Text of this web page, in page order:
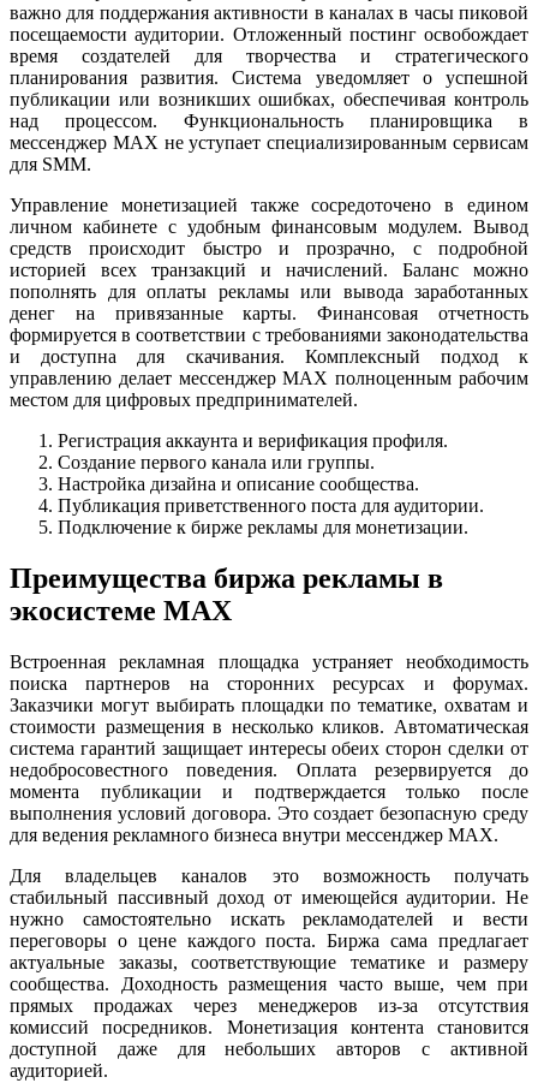
важно для поддержания активности в каналах в часы пиковой
посещаемости аудитории. Отложенный постинг освобождает
время создателей для творчества и стратегического
планирования развития. Система уведомляет о успешной
публикации или возникших ошибках, обеспечивая контроль
над процессом. Функциональность планировщика в
мессенджер MAX не уступает специализированным сервисам
для SMM.
Управление монетизацией также сосредоточено в едином
личном кабинете с удобным финансовым модулем. Вывод
средств происходит быстро и прозрачно, с подробной
историей всех транзакций и начислений. Баланс можно
пополнять для оплаты рекламы или вывода заработанных
денег на привязанные карты. Финансовая отчетность
формируется в соответствии с требованиями законодательства
и доступна для скачивания. Комплексный подход к
управлению делает мессенджер MAX полноценным рабочим
местом для цифровых предпринимателей.
Регистрация аккаунта и верификация профиля.
Создание первого канала или группы.
Настройка дизайна и описание сообщества.
Публикация приветственного поста для аудитории.
Подключение к бирже рекламы для монетизации.
Преимущества биржа рекламы в
экосистеме MAX
Встроенная рекламная площадка устраняет необходимость
поиска партнеров на сторонних ресурсах и форумах.
Заказчики могут выбирать площадки по тематике, охватам и
стоимости размещения в несколько кликов. Автоматическая
система гарантий защищает интересы обеих сторон сделки от
недобросовестного поведения. Оплата резервируется до
момента публикации и подтверждается только после
выполнения условий договора. Это создает безопасную среду
для ведения рекламного бизнеса внутри мессенджер MAX.
Для владельцев каналов это возможность получать
стабильный пассивный доход от имеющейся аудитории. Не
нужно самостоятельно искать рекламодателей и вести
переговоры о цене каждого поста. Биржа сама предлагает
актуальные заказы, соответствующие тематике и размеру
сообщества. Доходность размещения часто выше, чем при
прямых продажах через менеджеров из-за отсутствия
комиссий посредников. Монетизация контента становится
доступной даже для небольших авторов с активной
аудиторией.